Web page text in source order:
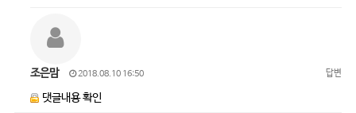
조은맘 2018.08.10 16:50 답변
댓글내용 확인